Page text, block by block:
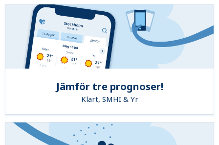
Jämför tre prognoser!
Klart, SMHI & Yr